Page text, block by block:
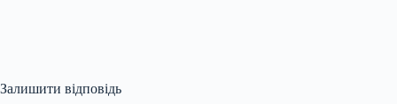
Залишити відповідь